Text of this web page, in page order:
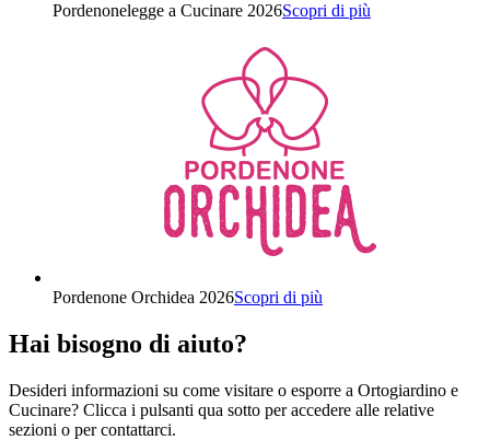
Pordenonelegge a Cucinare 2026Scopri di più
Pordenone Orchidea 2026Scopri di più
Hai bisogno di aiuto?
Desideri informazioni su come visitare o esporre a Ortogiardino e
Cucinare? Clicca i pulsanti qua sotto per accedere alle relative
sezioni o per contattarci.